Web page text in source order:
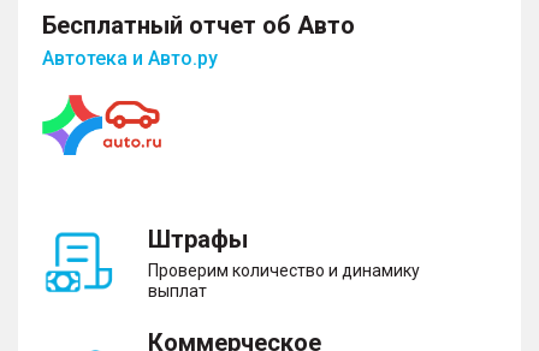
Бесплатный отчет об Авто
Автотека и Авто.ру
Штрафы
Проверим количество и динамику
выплат
Коммерческое